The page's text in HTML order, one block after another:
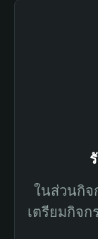
ในส่วนกิจ
เตรียมกิจก